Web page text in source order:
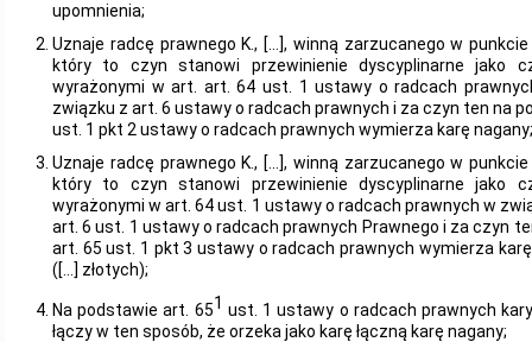
upomnienia;
Uznaje radcę prawnego K., […], winną zarzucanego w
który to czyn stanowi przewinienie dyscyplinarne jako
wyrażonymi w art. art. 64 ust. 1 ustawy o radcach
związku z art. 6 ustawy o radcach prawnych i za czyn ten na
ust. 1 pkt 2 ustawy o radcach prawnych wymierza karę nagany;
Uznaje radcę prawnego K., […], winną zarzucanego w
który to czyn stanowi przewinienie dyscyplinarne jako
wyrażonymi w art. 64 ust. 1 ustawy o radcach prawnych w
art. 6 ust. 1 ustawy o radcach prawnych Prawnego i za czyn
art. 65 ust. 1 pkt 3 ustawy o radcach prawnych wymierza
([…] złotych);
Na podstawie art. 651 ust. 1 ustawy o radcach prawnych
łączy w ten sposób, że orzeka jako karę łączną karę nagany;